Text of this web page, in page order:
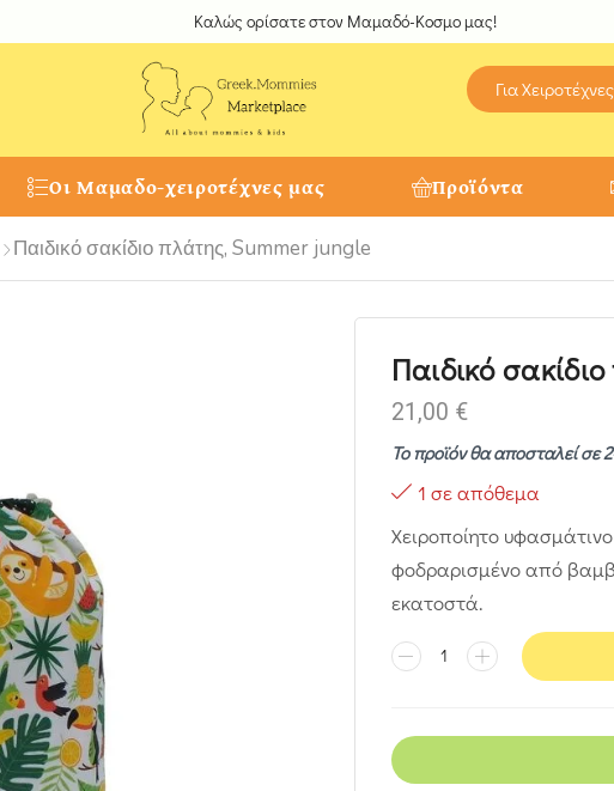
Καλώς ορίσατε στον Μαμαδό-Κοσμο μας!
Για Χειροτέχνες
Οι Μαμαδο-χειροτέχνες μας Προϊόντα
Παιδικό σακίδιο πλάτης, Summer jungle
Παιδικό
21,00 €
Το προϊόν θα αποσταλεί σε
1 σε απόθεμα
Χειροποίητο
φοδραρισμένο από
εκατοστά.